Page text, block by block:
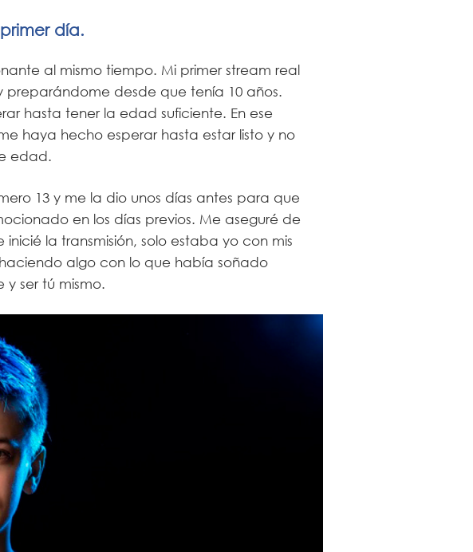
día.
al mismo tiempo. Mi primer stream real
desde que tenía 10 años.
hasta tener la edad suficiente. En ese
haya hecho esperar hasta estar listo y no
edad.
13 y me la dio unos días antes para que
en los días previos. Me aseguré de
la transmisión, solo estaba yo con mis
algo con lo que había soñado
ser tú mismo.